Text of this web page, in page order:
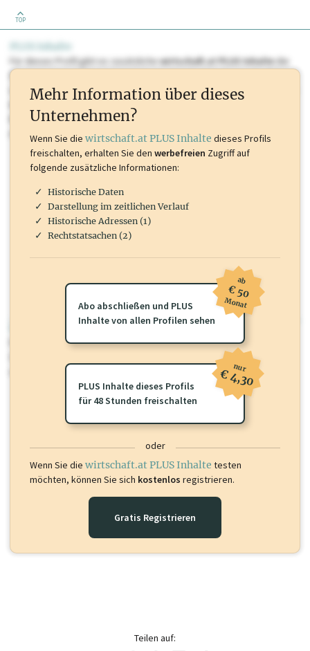
TOP
PLUS Inhalte
Für dieses Profil gibt es zusätzlichewirtschaft.at PLUS Inhaltedie
Sie momentan nicht einsehen können. Schalten Sie dieses Profil frei
oder loggen Sie sich ein um diese Inhalte zu sehen. wirtschaft.at PLUS
Marken, Patente, Rechtstatsachen, OTS-Aussendungen, und viele
mehr.
wirtschaft.at PLUS
Für dieses Profil gibt es zusätzlichewirtschaft.at PLUS Inhalte
Sie momentan nicht einsehen können. Schalten Sie dieses Profil frei
oder loggen Sie sich ein um diese Inhalte zu sehen.
Mehr Information über dieses
Unternehmen?
Wenn Sie die wirtschaft.at PLUS Inhalte dieses Profils
freischalten, erhalten Sie den werbefreien Zugriff auf
folgende zusätzliche Informationen:
Historische Daten
Darstellung im zeitlichen Verlauf
Historische Adressen (1)
Rechtstatsachen (2)
Abo abschließen und PLUS
Inhalte von allen Profilen sehen
ab
€ 50
Monat
PLUS Inhalte dieses Profils
für 48 Stunden freischalten
nur
€ 4,30
oder
Wenn Sie die wirtschaft.at PLUS Inhalte testen
möchten, können Sie sich kostenlos registrieren.
Gratis Registrieren
Teilen auf: